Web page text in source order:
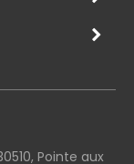
Pointe aux